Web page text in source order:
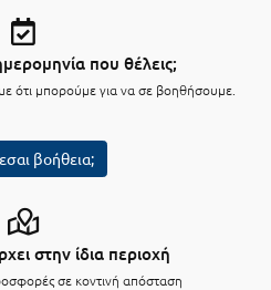
που θέλεις;
ότι μπορούμε για να σε βοηθήσουμε.
βοήθεια;
στην ίδια περιοχή
σε κοντινή απόσταση